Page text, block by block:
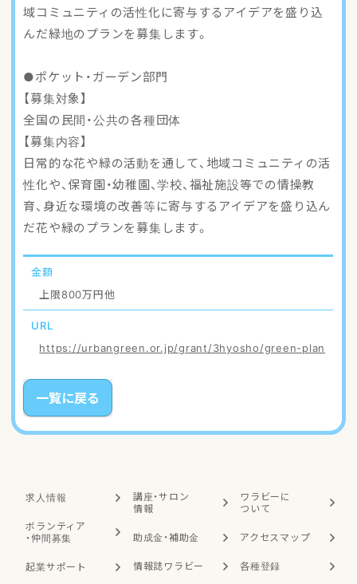
域コミュニティの活性化に寄与するアイデアを盛り込
んだ緑地のプランを募集します。
●ポケット・ガーデン部門
【募集対象】
全国の民間・公共の各種団体
【募集内容】
日常的な花や緑の活動を通して、地域コミュニティの活
性化や、保育園・幼稚園、学校、福祉施設等での情操教
育、身近な環境の改善等に寄与するアイデアを盛り込ん
だ花や緑のプランを募集します。
金額
上限800万円他
URL
https://urbangreen.or.jp/grant/3hyosho/green-plan
一覧に戻る
求人情報
ボランティア
・仲間募集
起業サポート
講座・サロン
情報
助成金・補助金
情報誌ワラビー
ワラビーに
ついて
アクセスマップ
各種登録